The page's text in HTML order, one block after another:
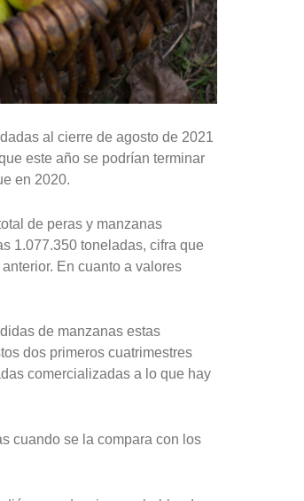
al cierre de agosto de 2021
este año se podrían terminar
en 2020.
de peras y manzanas
1.077.350 toneladas, cifra que
En cuanto a valores
de manzanas estas
dos primeros cuatrimestres
comercializadas a lo que hay
cuando se la compara con los